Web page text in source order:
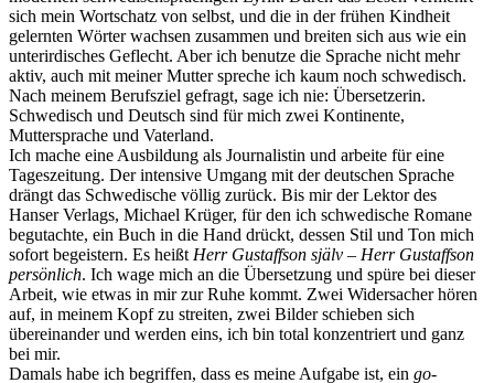
sich mein Wortschatz von selbst, und die in der frühen Kindheit
gelernten Wörter wachsen zusammen und breiten sich aus wie ein
unterirdisches Geflecht. Aber ich benutze die Sprache nicht mehr
aktiv, auch mit meiner Mutter spreche ich kaum noch schwedisch.
Nach meinem Berufsziel gefragt, sage ich nie: Übersetzerin.
Schwedisch und Deutsch sind für mich zwei Kontinente,
Muttersprache und Vaterland.
Ich mache eine Ausbildung als Journalistin und arbeite für eine
Tageszeitung. Der intensive Umgang mit der deutschen Sprache
drängt das Schwedische völlig zurück. Bis mir der Lektor des
Hanser Verlags, Michael Krüger, für den ich schwedische Romane
begutachte, ein Buch in die Hand drückt, dessen Stil und Ton mich
sofort begeistern. Es heißtHerr Gustaffson själv – Herr Gustaffson
persönlich. Ich wage mich an die Übersetzung und spüre bei dieser
Arbeit, wie etwas in mir zur Ruhe kommt. Zwei Widersacher hören
auf, in meinem Kopf zu streiten, zwei Bilder schieben sich
übereinander und werden eins, ich bin total konzentriert und ganz
bei mir.
Damals habe ich begriffen, dass es meine Aufgabe ist, ein go-